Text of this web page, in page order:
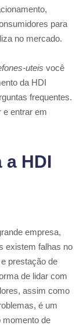
para
no mercado.
uteis você
da HDI
frequentes.
e entrar em
HDI
empresa,
existem falhas no
prestação de
de lidar com
assim como
é um
momento de